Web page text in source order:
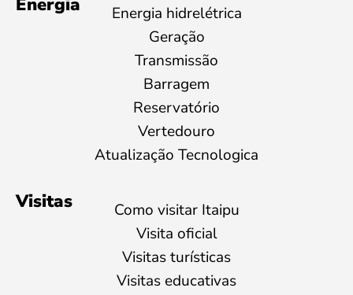
Energia hidrelétrica
Geração
Transmissão
Barragem
Reservatório
Vertedouro
Atualização Tecnologica
Visitas
Como visitar Itaipu
Visita oficial
Visitas turísticas
Visitas educativas